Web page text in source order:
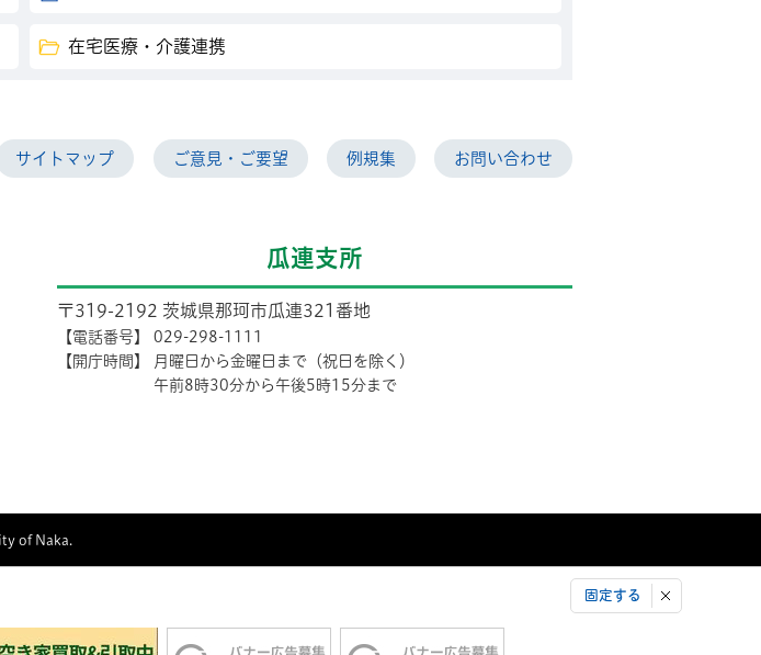
在宅医療・介護連携
サイトマップ ご意見・ご要望 例規集 お問い合わせ
瓜連支所
〒319-2192 茨城県那珂市瓜連321番地
【電話番号】
029-298-1111
【開庁時間】
月曜日から金曜日まで（祝日を除く）
午前8時30分から午後5時15分まで
of Naka.
固定する